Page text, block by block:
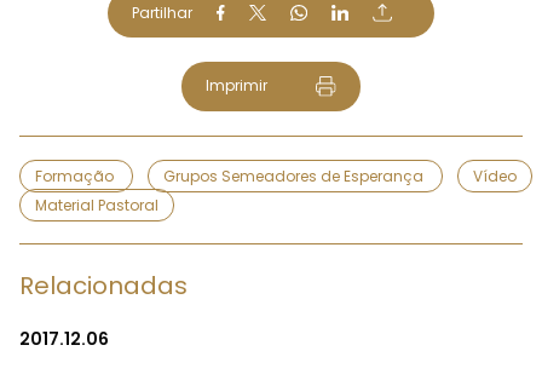
Partilhar
Imprimir
Formação Grupos Semeadores de Esperança
Vídeo
Material Pastoral
Relacionadas
2017.12.06